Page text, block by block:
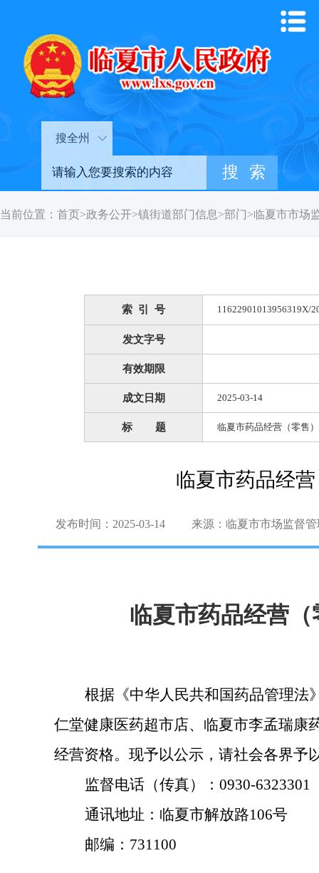
搜全州
当前位置： 首页>政务公开>镇街道部门信息>部门>临夏市市场
索 引 号 11622901013956319X/
发文字号
有效期限
成文日期 2025-03-14
标 题 临夏市药品经营（零售
临夏市药品经
发布时间：2025-03-14 来源：临夏市市场监督
临夏市药品经营
根据《中华人民共和国药品管理法
仁堂健康医药超市店、临夏市李孟瑞康
经营资格。 现予以公示，请社会各界予
监督电话（传真）： 0930-6323301
通讯地址：临夏市解放路106号
邮编： 731100